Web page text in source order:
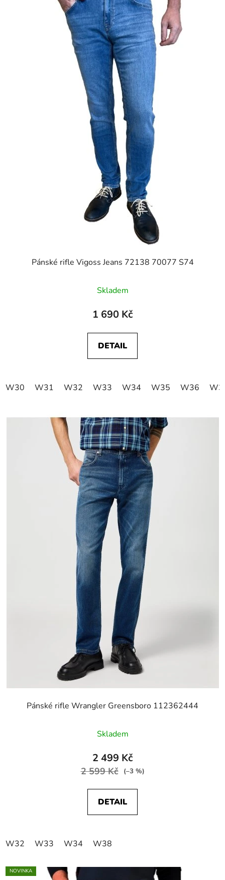
Pánské rifle Vigoss Jeans 72138 70077 S74
Skladem
1 690 Kč
DETAIL
W30 W31 W32 W33 W34 W35 W36
Pánské rifle Wrangler Greensboro 112362444
Skladem
2 499 Kč
2 599 Kč (–3 %)
DETAIL
W32 W33 W34 W38
NOVINKA